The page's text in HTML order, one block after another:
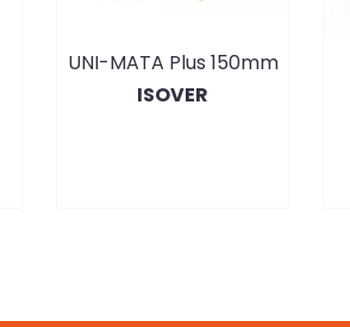
UNI-MATA Plus 150mm
ISOVER